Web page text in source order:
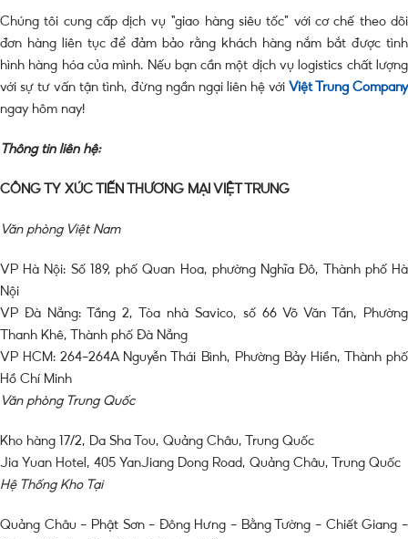
Chúng tôi cung cấp dịch vụ “giao hàng siêu tốc” với cơ chế theo dõi
đơn hàng liên tục để đảm bảo rằng khách hàng nắm bắt được tình
hình hàng hóa của mình. Nếu bạn cần một dịch vụ logistics chất lượng
với sự tư vấn tận tình, đừng ngần ngại liên hệ với Việt Trung Company
ngay hôm nay!
Thông tin liên hệ:
CÔNG TY XÚC TIẾN THƯƠNG MẠI VIỆT TRUNG
Văn phòng Việt Nam
VP Hà Nội: Số 189, phố Quan Hoa, phường Nghĩa Đô, Thành phố Hà
Nội
VP Đà Nẵng: Tầng 2, Tòa nhà Savico, số 66 Võ Văn Tần, Phường
Thanh Khê, Thành phố Đà Nẵng
VP HCM: 264-264A Nguyễn Thái Bình, Phường Bảy Hiền, Thành phố
Hồ Chí Minh
Văn phòng Trung Quốc
Kho hàng 17/2, Da Sha Tou, Quảng Châu, Trung Quốc
Jia Yuan Hotel, 405 YanJiang Dong Road, Quảng Châu, Trung Quốc
Hệ Thống Kho Tại
Quảng Châu – Phật Sơn – Đông Hưng – Bằng Tường – Chiết Giang –